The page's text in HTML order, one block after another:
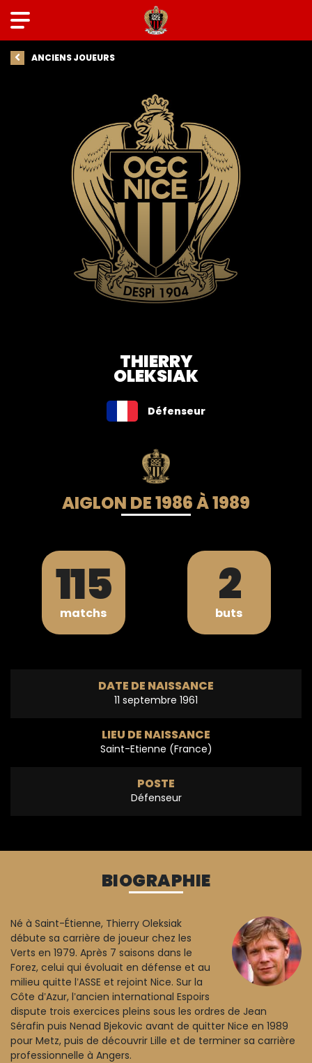
ANCIENS JOUEURS
THIERRY
OLEKSIAK
Défenseur
AIGLON DE 1986 À 1989
115
matchs 2
buts
DATE DE NAISSANCE
11 septembre 1961
LIEU DE NAISSANCE
Saint-Etienne (France)
POSTE
Défenseur
BIOGRAPHIE
Né à Saint-Étienne, Thierry Oleksiak
débute sa carrière de joueur chez les
Verts en 1979. Après 7 saisons dans le
Forez, celui qui évoluait en défense et au
milieu quitte l’ASSE et rejoint Nice. Sur la
Côte d’Azur, l’ancien international Espoirs
dispute trois exercices pleins sous les ordres de Jean
Sérafin puis Nenad Bjekovic avant de quitter Nice en 1989
pour Metz, puis de découvrir Lille et de terminer sa carrière
professionnelle à Angers.